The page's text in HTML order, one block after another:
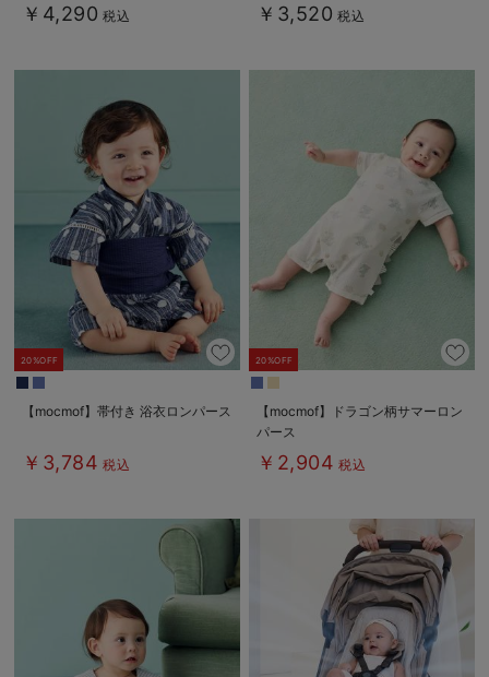
￥4,290 税込 ￥3,520 税込
20%OFF
【mocmof】帯付き 浴衣ロンパース
￥3,784 税込
20%OFF
【mocmof】ドラゴン柄サマーロン
パース
￥2,904 税込